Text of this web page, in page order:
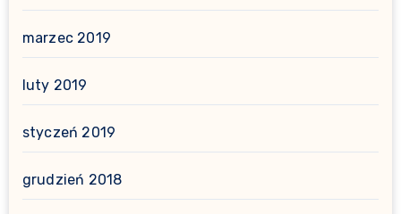
marzec 2019
luty 2019
styczeń 2019
grudzień 2018